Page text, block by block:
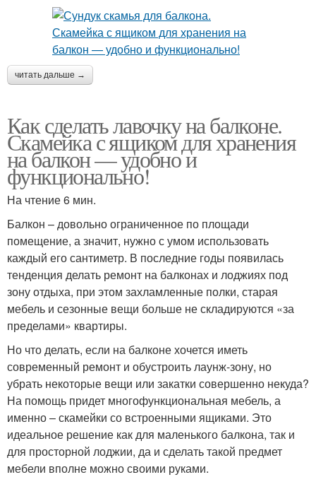
читать дальше →
Как сделать лавочку на балконе.
Скамейка с ящиком для хранения
на балкон — удобно и
функционально!
На чтение 6 мин.
Балкон – довольно ограниченное по площади
помещение, а значит, нужно с умом использовать
каждый его сантиметр. В последние годы появилась
тенденция делать ремонт на балконах и лоджиях под
зону отдыха, при этом захламленные полки, старая
мебель и сезонные вещи больше не складируются «за
пределами» квартиры.
Но что делать, если на балконе хочется иметь
современный ремонт и обустроить лаунж-зону, но
убрать некоторые вещи или закатки совершенно некуда?
На помощь придет многофункциональная мебель, а
именно – скамейки со встроенными ящиками. Это
идеальное решение как для маленького балкона, так и
для просторной лоджии, да и сделать такой предмет
мебели вполне можно своими руками.